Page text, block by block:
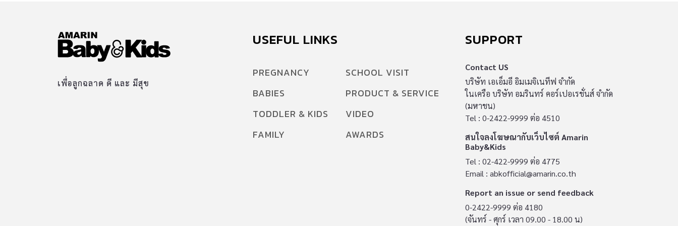
เพื่อลูกฉลาด ดี และ มีสุข
USEFUL LINKS
PREGNANCY
BABIES
TODDLER & KIDS
FAMILY
SCHOOL VISIT
PRODUCT & SERVICE
VIDEO
AWARDS
SUPPORT
Contact US
บริษัท เอเอ็มอี อิมเมจิเนทีฟ จำกัด
ในเครือ บริษัท อมรินทร์ คอร์เปอเรชั่นส์ จำกัด
(มหาชน)
Tel : 0-2422-9999 ต่อ 4510
สนใจลงโฆษณากับเว็บไซต์ Amarin
Baby&Kids
Tel : 02-422-9999 ต่อ 4775
Email : abkofficial@amarin.co.th
Report an issue or send feedback
0-2422-9999 ต่อ 4180
(จันทร์ - ศุกร์ เวลา 09.00 - 18.00 น)